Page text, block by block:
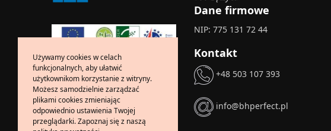
Dane firmowe
NIP: 775 131 72 44
Kontakt
+48 503 107 393
info@bhperfect.pl
Używamy cookies w celach
funkcjonalnych, aby ułatwić
użytkownikom korzystanie z witryny.
Możesz samodzielnie zarządzać
plikami cookies zmieniając
odpowiednio ustawienia Twojej
przeglądarki. Zapoznaj się z naszą